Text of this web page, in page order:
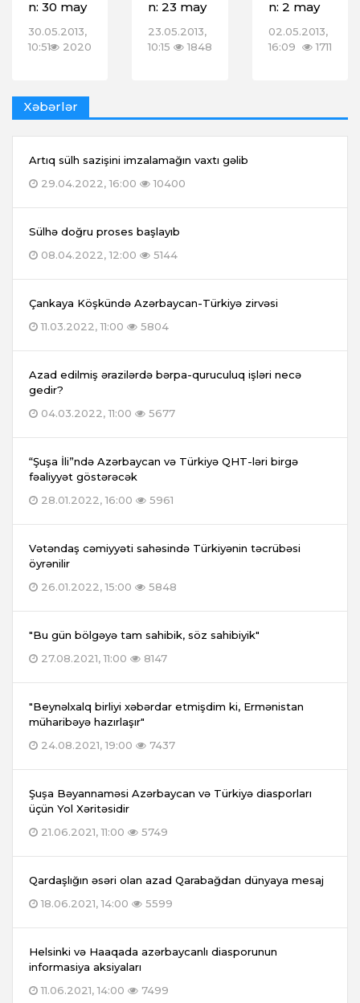
n: 30 may
30.05.2013,
10:51
2020
n: 23 may
23.05.2013,
10:15
1848
n: 2 may
02.05.2013,
16:09
1711
Xəbərlər
Artıq sülh sazişini imzalamağın vaxtı gəlib
29.04.2022, 16:00
10400
Sülhə doğru proses başlayıb
08.04.2022, 12:00
5144
Çankaya Köşkündə Azərbaycan-Türkiyə zirvəsi
11.03.2022, 11:00
5804
Azad edilmiş ərazilərdə bərpa-quruculuq işləri necə
gedir?
04.03.2022, 11:00
5677
“Şuşa İli”ndə Azərbaycan və Türkiyə QHT-ləri birgə
fəaliyyət göstərəcək
28.01.2022, 16:00
5961
Vətəndaş cəmiyyəti sahəsində Türkiyənin təcrübəsi
öyrənilir
26.01.2022, 15:00
5848
"Bu gün bölgəyə tam sahibik, söz sahibiyik"
27.08.2021, 11:00
8147
"Beynəlxalq birliyi xəbərdar etmişdim ki, Ermənistan
müharibəyə hazırlaşır"
24.08.2021, 19:00
7437
Şuşa Bəyannaməsi Azərbaycan və Türkiyə diasporları
üçün Yol Xəritəsidir
21.06.2021, 11:00
5749
Qardaşlığın əsəri olan azad Qarabağdan dünyaya mesaj
18.06.2021, 14:00
5599
Helsinki və Haaqada azərbaycanlı diasporunun
informasiya aksiyaları
11.06.2021, 14:00
7499